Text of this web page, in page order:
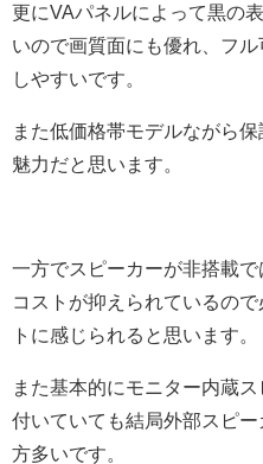
更にVAパネルによって黒の
いので画質面にも優れ、フ
しやすいです。
また低価格帯モデルながら
魅力だと思います。
一方でスピーカーが非搭載
コストが抑えられているの
トに感じられると思います。
また基本的にモニター内蔵
付いていても結局外部スピ
方多いです。